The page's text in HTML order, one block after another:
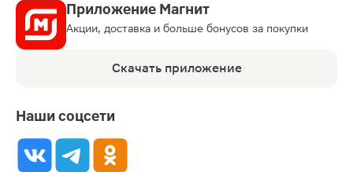
Приложение Магнит
Акции, доставка и больше бонусов за покупки
Скачать приложение
Наши соцсети